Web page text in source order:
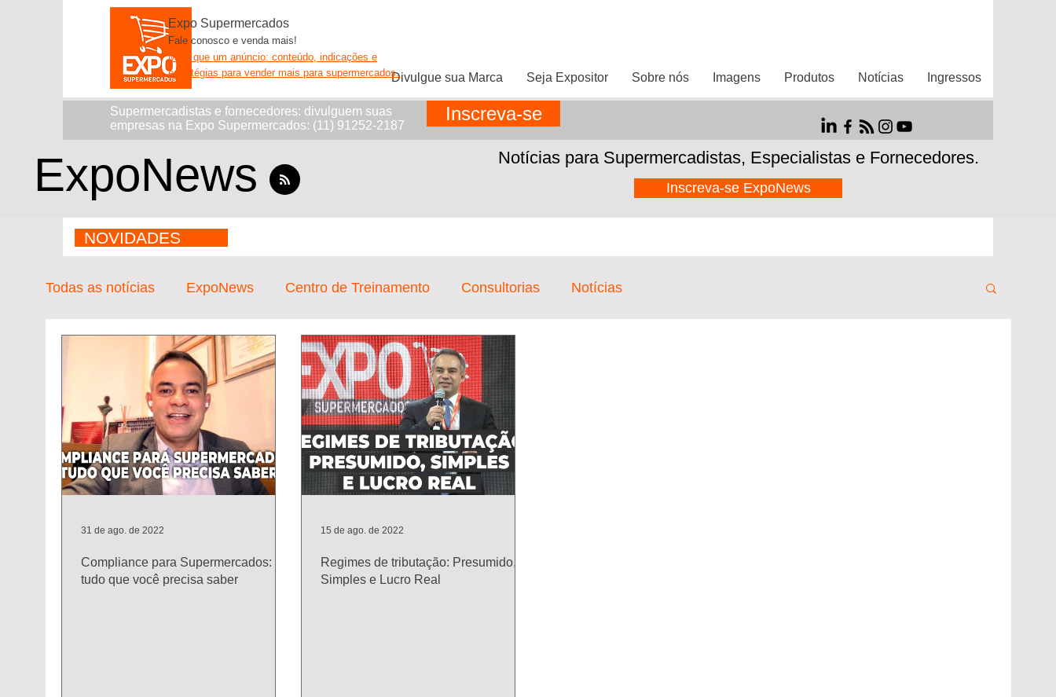
Divulgue sua Marca Seja Expositor Sobre nós Imagens Produtos Notícias Ingressos
Expo Supermercados
Fale conosco e venda mais!
Mais que um anúncio: conteúdo, indicações e
estratégias para vender mais para supermercados.
Supermercadistas e fornecedores: divulguem suas
empresas na Expo Supermercados: (11) 91252-2187
Inscreva-se
ExpoNews Notícias para Supermercadistas, Especialistas e Fornecedores.
Inscreva-se ExpoNews
NOVIDADES
Todas as notícias ExpoNews Centro de Treinamento Consultorias Notícias
Compliance para Supermercados:
tudo que você precisa saber
31 de ago. de 2022
Regimes de tributação: Presumido,
Simples e Lucro Real
15 de ago. de 2022